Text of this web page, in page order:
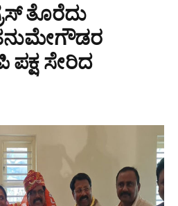
ತೊರೆದು
ಪಕ್ಷ ಸೇರಿದ